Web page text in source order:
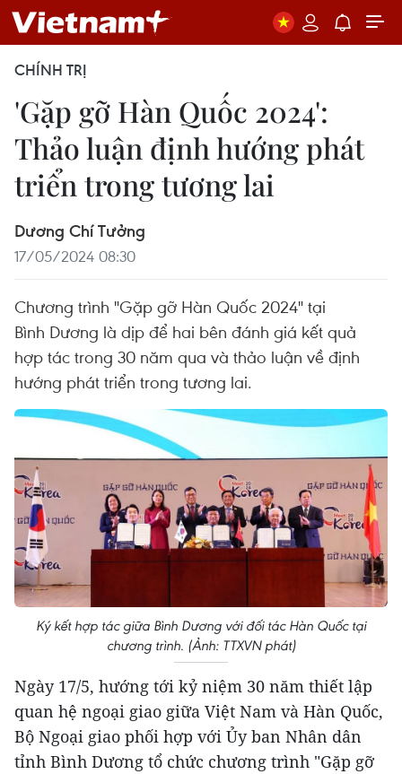
CHÍNH TRỊ
'Gặp gỡ Hàn Quốc 2024':
Thảo luận định hướng phát
triển trong tương lai
Dương Chí Tưởng
17/05/2024 08:30
Chương trình "Gặp gỡ Hàn Quốc 2024" tại
Bình Dương là dịp để hai bên đánh giá kết quả
hợp tác trong 30 năm qua và thảo luận về định
hướng phát triển trong tương lai.
Ký kết hợp tác giữa Bình Dương với đối tác Hàn Quốc tại
chương trình. (Ảnh: TTXVN phát)
Ngày 17/5, hướng tới kỷ niệm 30 năm thiết lập
quan hệ ngoại giao giữa Việt Nam và Hàn Quốc,
Bộ Ngoại giao phối hợp với Ủy ban Nhân dân
tỉnh Bình Dương tổ chức chương trình "Gặp gỡ